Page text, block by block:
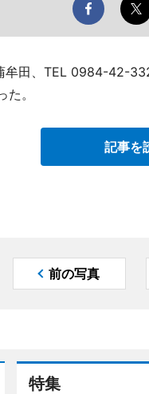
牟田、TEL 0984-42-
。
記事を
前の写真
特集